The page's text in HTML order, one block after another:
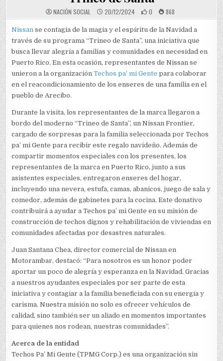
NACIÓN SOCIAL 20/12/2024 0 868
Nissan se contagia de la magia y el espíritu de la Navidad a
través de su programa “Trineo de Santa”, una iniciativa que
busca llevar alegría a familias y comunidades en necesidad en
Puerto Rico. En esta ocasión, representantes de Nissan se
unieron a la organizaciónTechos pa’ mi Gente para colaborar
en el reacondicionamiento de los enseres de una familia en el
pueblo de Arecibo.
Durante la visita, los representantes de la marca llegaron a
bordo del moderno “Trineo de Santa”, un Nissan Frontier,
cargado de sorpresas para la familia seleccionada por Techos
pa’ mi Gente para recibir este regalo navideño. Además de
compartir momentos especiales con los presentes, los
representantes de la marca en Puerto Rico, junto a sus
asistentes especiales, entregaron enseres del hogar,
incluyendo una nevera, estufa, camas, abanicos, juego de sala y
comedor, además de gabinetes para la cocina. Este donativo
contribuirá a ayudar a Techos pa’ mi Gente en su misión de
construcción de techos dignos y rehabilitación de viviendas en
comunidades afectadas por desastres naturales.
Juan Santana Chea, director comercial de Nissan en
Motorambar, destacó: “Para nosotros es un honor poder
aportar un poco de alegría y esperanza en la Navidad. Gracias
a nuestros ayudantes especiales por ser parte de esta
iniciativa y contagiar a la familia beneficiada con su energía y
carisma. Nuestra misión no solo es ofrecer vehículos de
calidad, sino también ser un aliado en momentos importantes
para quienes nos rodean, nuestras comunidades”.
Acerca de la entidad
Techos Pa’ Mi Gente (TPMG Corp.) es una organización sin